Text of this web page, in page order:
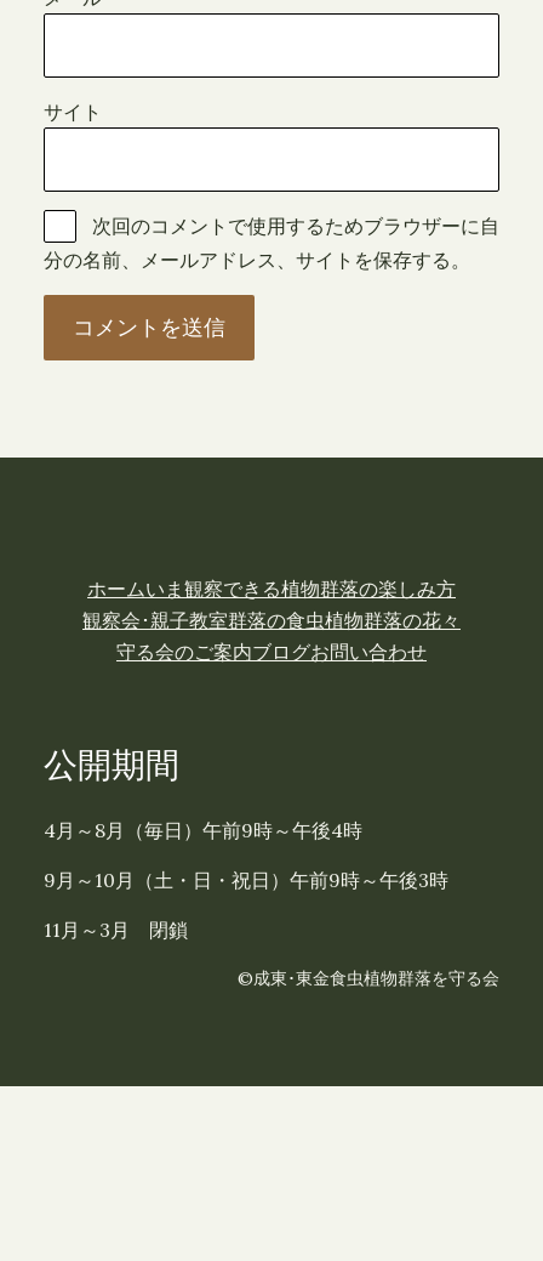
サイト
次回のコメントで使用するためブラウザーに自
分の名前、メールアドレス、サイトを保存する。
ホームいま観察できる植物群落の楽しみ方
観察会･親子教室群落の食虫植物群落の花々
守る会のご案内ブログお問い合わせ
公開期間
4月～8月（毎日）午前9時～午後4時
9月～10月（土・日・祝日）午前9時～午後3時
11月～3月 閉鎖
©成東･東金食虫植物群落を守る会